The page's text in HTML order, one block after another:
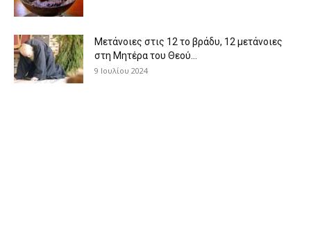
Μετάνοιες στις 12 το βράδυ, 12 μετάνοιες
στη Μητέρα του Θεού...
9 Ιουλίου 2024